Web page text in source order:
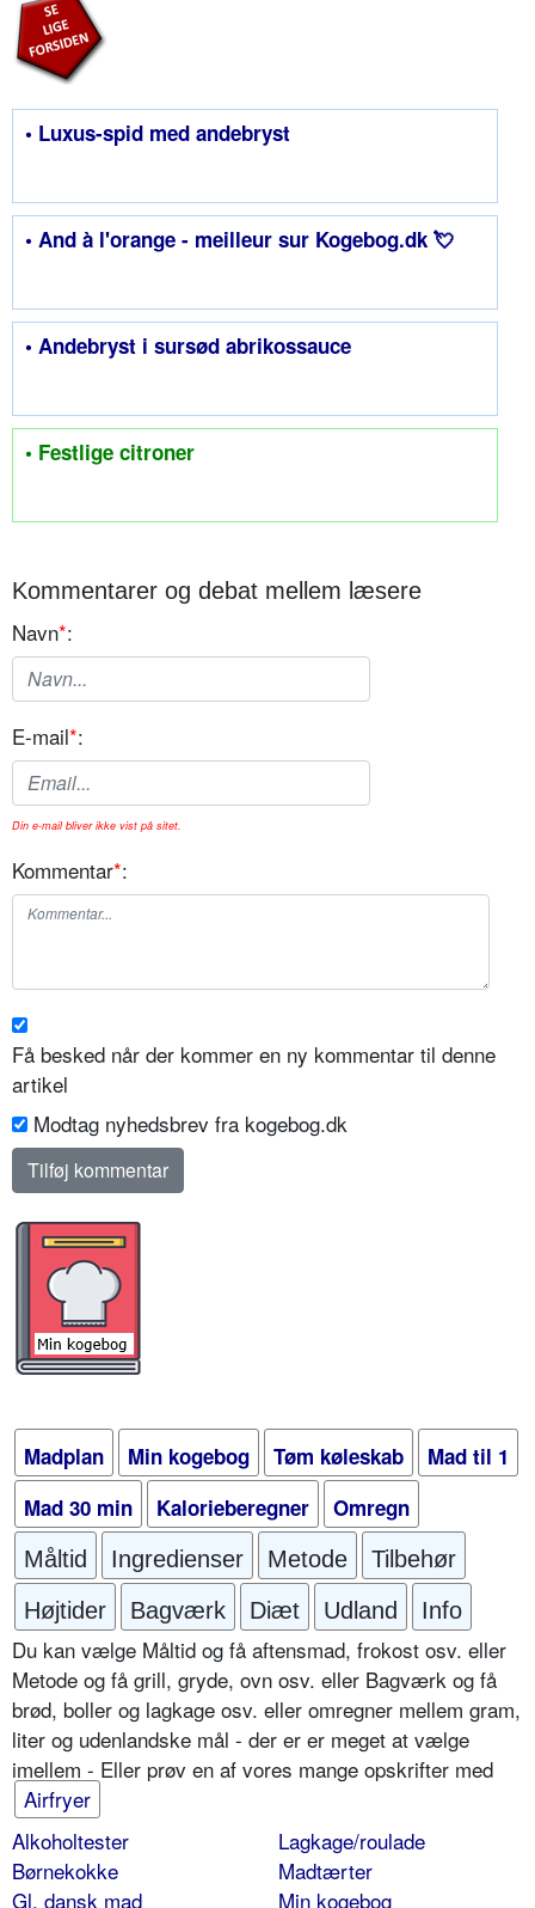
• Luxus-spid med andebryst
• And à l'orange - meilleur sur Kogebog.dk 💘
• Andebryst i sursød abrikossauce
• Festlige citroner
Kommentarer og debat mellem læsere
Navn*:
E-mail*:
Din e-mail bliver ikke vist på sitet.
Kommentar*:
Få besked når der kommer en ny kommentar til denne
artikel
Modtag nyhedsbrev fra kogebog.dk
Madplan Min kogebog Tøm køleskab
Mad til 1
Mad 30 min
Kalorieberegner Omregn
Måltid Ingredienser Metode
Tilbehør
Højtider
Bagværk Diæt Udland Info
Du kan vælge Måltid og få aftensmad, frokost osv. eller
Metode og få grill, gryde, ovn osv. eller Bagværk og få
brød, boller og lagkage osv. eller omregner mellem gram,
liter og udenlandske mål - der er er meget at vælge
imellem - Eller prøv en af vores mange opskrifter med
Airfryer
Alkoholtester
Børnekokke
Gl. dansk mad
Lagkage/roulade
Madtærter
Min kogebog